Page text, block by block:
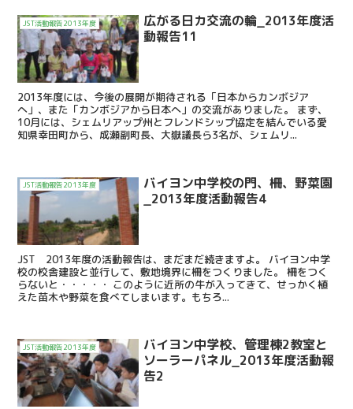
JST活動報告2013年度
広がる日カ交流の輪_2013年度活
動報告11
2013年度には、今後の展開が期待される「日本からカンボジア
へ」、また「カンボジアから日本へ」の交流がありました。 まず、
10月には、シェムリアップ州とフレンドシップ協定を結んでいる愛
知県幸田町から、成瀬副町長、大嶽議長ら3名が、シェムリ...
JST活動報告2013年度
バイヨン中学校の門、柵、野菜園
_2013年度活動報告4
JST 2013年度の活動報告は、まだまだ続きますよ。 バイヨン中学
校の校舎建設と並行して、敷地境界に柵をつくりました。 柵をつく
らないと・・・・・ このように近所の牛が入ってきて、せっかく植
えた苗木や野菜を食べてしまいます。もちろ...
JST活動報告2013年度
バイヨン中学校、管理棟2教室と
ソーラーパネル_2013年度活動報
告2